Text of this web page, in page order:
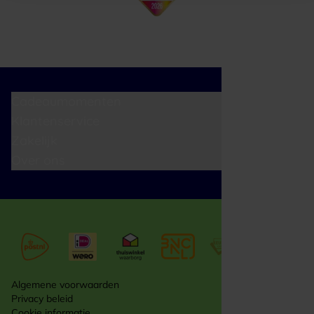
Algemene voorwaarden
Privacy beleid